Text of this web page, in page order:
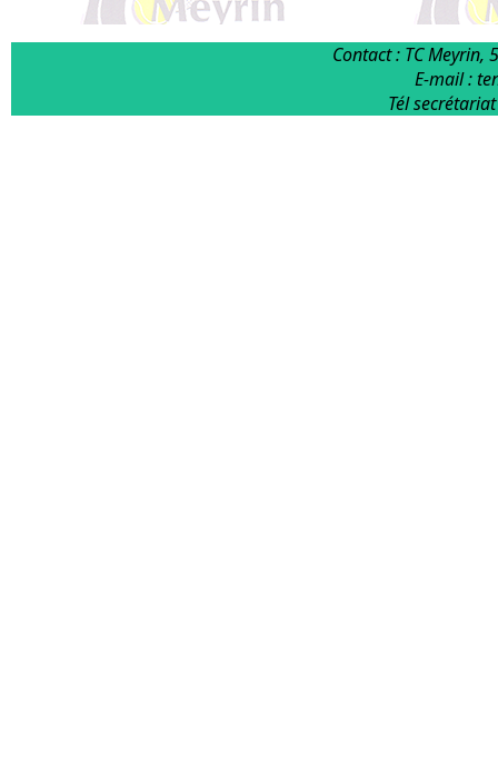
Contact : TC Meyrin,
E-mail :
Tél